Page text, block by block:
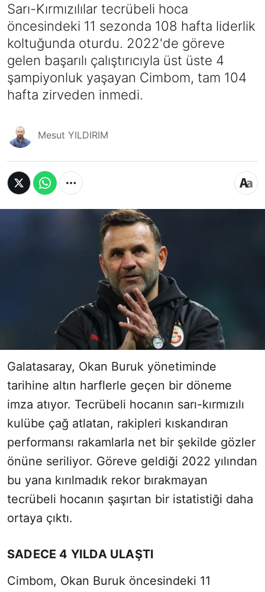
Sarı-Kırmızılılar tecrübeli hoca
öncesindeki 11 sezonda 108 hafta liderlik
koltuğunda oturdu. 2022'de göreve
gelen başarılı çalıştırıcıyla üst üste 4
şampiyonluk yaşayan Cimbom, tam 104
hafta zirveden inmedi.
Mesut YILDIRIM
Galatasaray, Okan Buruk yönetiminde
tarihine altın harflerle geçen bir döneme
imza atıyor. Tecrübeli hocanın sarı-kırmızılı
kulübe çağ atlatan, rakipleri kıskandıran
performansı rakamlarla net bir şekilde gözler
önüne seriliyor. Göreve geldiği 2022 yılından
bu yana kırılmadık rekor bırakmayan
tecrübeli hocanın şaşırtan bir istatistiği daha
ortaya çıktı.
SADECE 4 YILDA ULAŞTI
Cimbom, Okan Buruk öncesindeki 11